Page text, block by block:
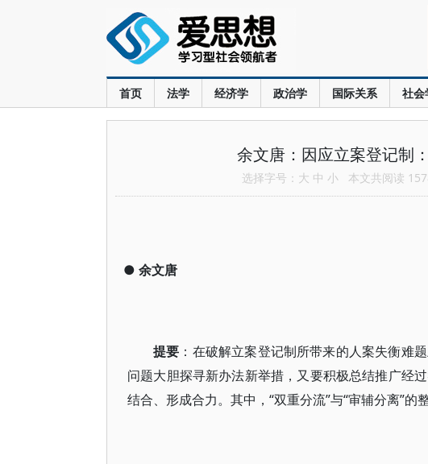
首页 法学 经济学 政治学 国际关系 社会
余文唐：因应立案登记制
选择字号： 大 中 小 本文共阅读
● 余文唐
提要 ：在破解立案登记制所带来的人案失衡难
问题大胆探寻新办法新举措，又要积极总结推广经
结合、形成合力。其中，“双重分流”与“审辅分离”的